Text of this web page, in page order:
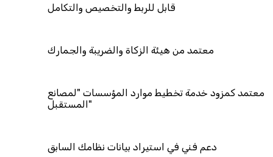
قابل للربط والتخصيص والتكامل
معتمد من هيئة الزكاة والضريبة والجمارك
معتمد كمزود خدمة تخطيط موارد المؤسسات "لمصانع
المستقبل"
دعم فني في استيراد بيانات نظامك السابق